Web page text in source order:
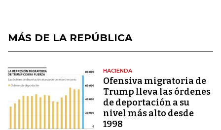
MÁS DE LA REPÚBLICA
HACIENDA
Ofensiva migratoria de
Trump lleva las órdenes
de deportación a su
nivel más alto desde
1998